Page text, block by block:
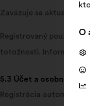
Zaväzuje sa
Registrovaný
totožnosti. Informácie
5.3 Účet a osobný
Registrácia
O